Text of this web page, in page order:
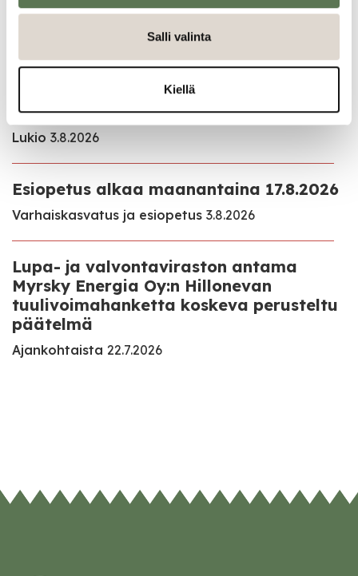
Salli valinta
Kiellä
lukuvuoden 2026–2027 kursseille alkaa
Kansalaisopisto 5.8.2026
Koulu alkaa keskiviikkona 12.8.2026
Lukio 3.8.2026
Esiopetus alkaa maanantaina 17.8.2026
Varhaiskasvatus ja esiopetus 3.8.2026
Lupa- ja valvontaviraston antama
Myrsky Energia Oy:n Hillonevan
tuulivoimahanketta koskeva perusteltu
päätelmä
Ajankohtaista 22.7.2026